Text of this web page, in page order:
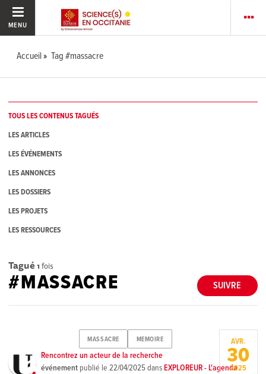
MENU
Accueil Tag #massacre
TOUS LES CONTENUS TAGUÉS
LES ARTICLES
LES ÉVÉNEMENTS
LES ANNONCES
LES DOSSIERS
LES PROJETS
LES RESSOURCES
Tagué 1 fois
SUIVRE
#MASSACRE
MASSACRE MEMOIRE
Rencontrez un acteur de la recherche
événement publié le22/04/2025dansEXPLOREUR - L'agenda
AVR.
30
2025